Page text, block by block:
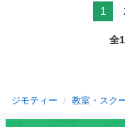
1
全
ジモティー 教室・スク